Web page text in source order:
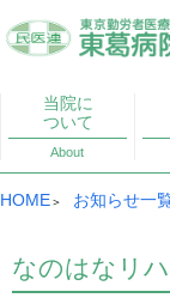
当院に
ついて
About
HOME お知らせ一
なのはなリ